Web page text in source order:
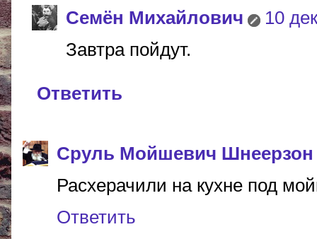
Cемён Михайлович
10
Завтра пойдут.
Ответить
Сруль Мойшевич Шнеерзон
Расхерачили на кухне под
Ответить